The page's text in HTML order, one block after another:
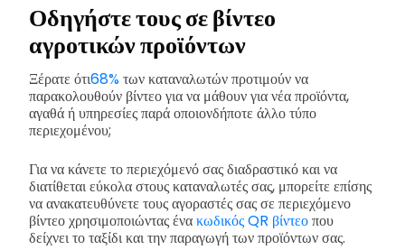
Οδηγήστε τους σε βίντεο
αγροτικών προϊόντων
Ξέρατε ότι68%των καταναλωτών προτιμούν να
παρακολουθούν βίντεο για να μάθουν για νέα προϊόντα,
αγαθά ή υπηρεσίες παρά οποιονδήποτε άλλο τύπο
περιεχομένου;
Για να κάνετε το περιεχόμενό σας διαδραστικό και να
διατίθεται εύκολα στους καταναλωτές σας, μπορείτε επίσης
να ανακατευθύνετε τους αγοραστές σας σε περιεχόμενο
βίντεο χρησιμοποιώντας ένακωδικός QR βίντεοπου
δείχνει το ταξίδι και την παραγωγή των προϊόντων σας.